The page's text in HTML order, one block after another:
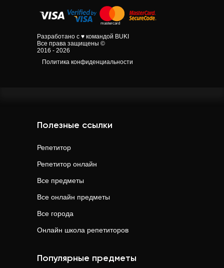
Разработано с ♥ командой BUKI
Все права защищены ©
2016 - 2026
Политика конфиденциальности
Полезные ссылки
Репетитор
Репетитор онлайн
Все предметы
Все онлайн предметы
Все города
Онлайн школа репетиторов
Популярные предметы